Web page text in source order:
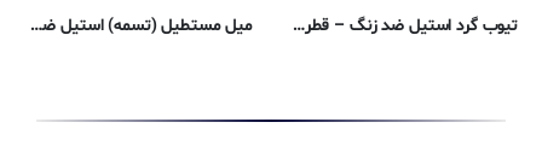
تیوب گرد استیل ضد زنگ – قطر بیرونی ۰٫۶۳۵ ، دیواره ۰٫۱۲۴۵ ، قطر داخلی ۰٫۳۸۶۱ سانتی متر – ۳۰۴ بدون درز میل مستطیل (تسمه) استیل ضد زنگ – ضخامت ۰٫۳۱۷۵ ، عرض ۱٫۹۰۵ سانتی متر – ۳۰۴/۳۰۴L